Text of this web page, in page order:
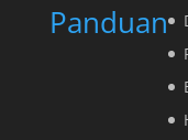
Panduan